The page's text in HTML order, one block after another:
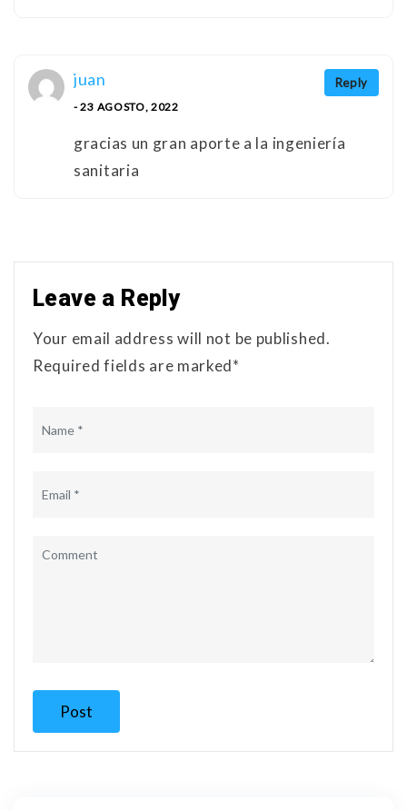
Reply
juan
- 23 AGOSTO, 2022
gracias un gran aporte a la ingeniería
sanitaria
Leave a Reply
Your email address will not be published.
Required fields are marked*